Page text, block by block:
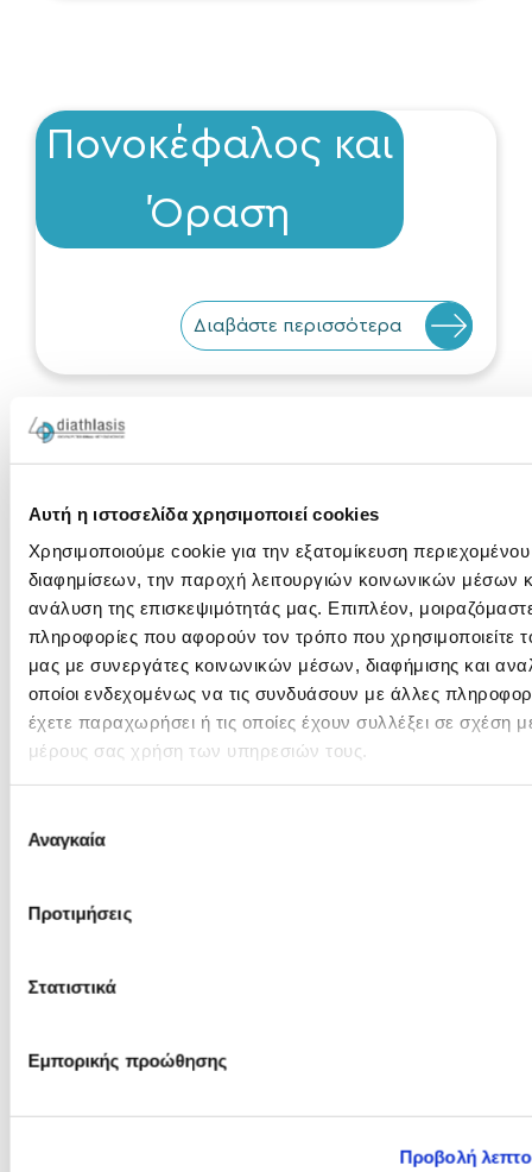
Αυτή η ιστοσελίδα χρησιμοποιεί cookies
Χρησιμοποιούμε cookie για την εξατομίκευση περιεχομένου
διαφημίσεων, την παροχή λειτουργιών κοινωνικών μέσων
ανάλυση της επισκεψιμότητάς μας. Επιπλέον,
πληροφορίες που αφορούν τον τρόπο που χρησιμοποιείτε
μας με συνεργάτες κοινωνικών μέσων, διαφήμισης και
οποίοι ενδεχομένως να τις συνδυάσουν με άλλες
έχετε παραχωρήσει ή τις οποίες έχουν συλλέξει σε σχέση
μέρους σας χρήση των υπηρεσιών τους.
συγκατάθεσης
Αναγκαία
Προτιμήσεις
Στατιστικά
Εμπορικής προώθησης
Προβολή
Πονοκέφαλος και
Όραση
Διαβάστε περισσότερα
Αντιπαραθέσεις
στην
οφθαλμολογία
2024
Παγκόσμια Ημέρα
Διαβήτη: Η